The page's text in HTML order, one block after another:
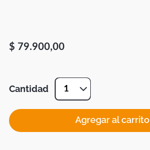
$ 79.900,00
Cantidad 1
Agregar al carrito